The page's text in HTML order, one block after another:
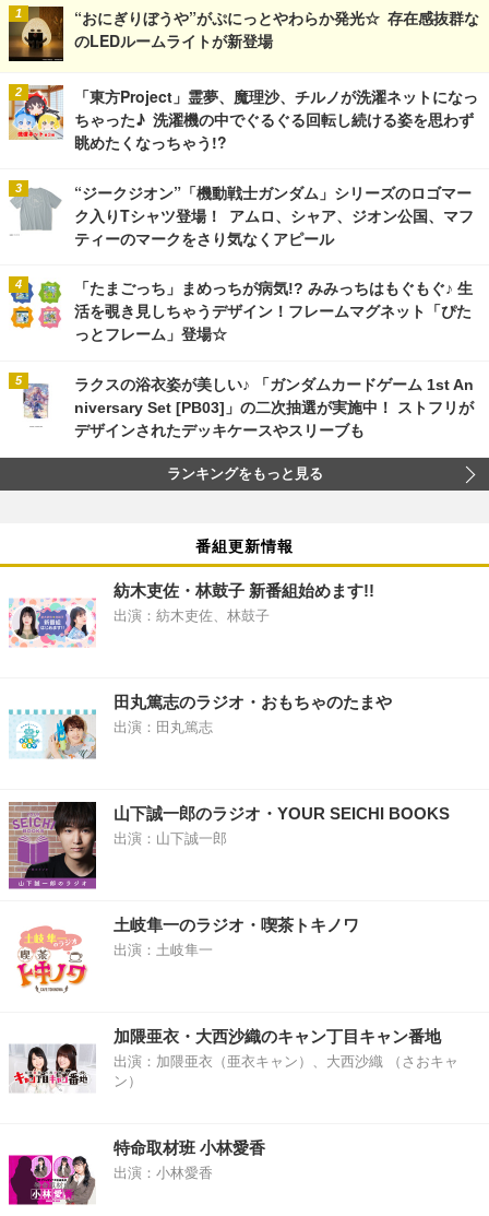
“おにぎりぼうや”がぷにっとやわらか発光☆ 存在感抜群な
のLEDルームライトが新登場
「東方Project」霊夢、魔理沙、チルノが洗濯ネットになっ
ちゃった♪ 洗濯機の中でぐるぐる回転し続ける姿を思わず
眺めたくなっちゃう!?
“ジークジオン”「機動戦士ガンダム」シリーズのロゴマー
ク入りTシャツ登場！ アムロ、シャア、ジオン公国、マフ
ティーのマークをさり気なくアピール
「たまごっち」まめっちが病気!? みみっちはもぐもぐ♪ 生
活を覗き見しちゃうデザイン！フレームマグネット「ぴた
っとフレーム」登場☆
ラクスの浴衣姿が美しい♪ 「ガンダムカードゲーム 1st An
niversary Set [PB03]」の二次抽選が実施中！ ストフリが
デザインされたデッキケースやスリーブも
ランキングをもっと見る
番組更新情報
紡木吏佐・林鼓子 新番組始めます!!
出演：紡木吏佐、林鼓子
田丸篤志のラジオ・おもちゃのたまや
出演：田丸篤志
山下誠一郎のラジオ・YOUR SEICHI BOOKS
出演：山下誠一郎
土岐隼一のラジオ・喫茶トキノワ
出演：土岐隼一
加隈亜衣・大西沙織のキャン丁目キャン番地
出演：加隈亜衣（亜衣キャン）、大西沙織 （さおキャ
ン）
特命取材班 小林愛香
出演：小林愛香